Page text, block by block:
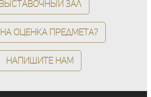
зал
оценка предмета?
Напишите нам